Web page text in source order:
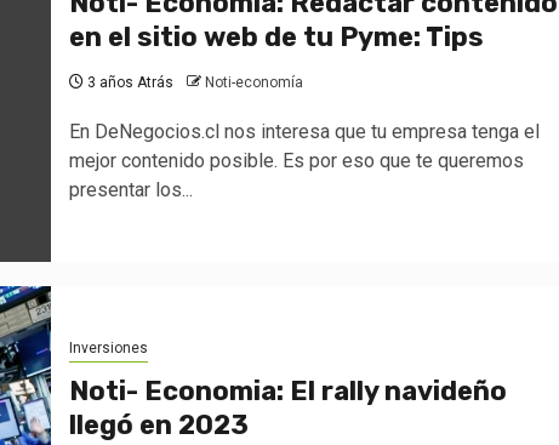
en el sitio web de tu Pyme: Tips
3 años Atrás Noti-economía
En DeNegocios.cl nos interesa que tu empresa tenga el
mejor contenido posible. Es por eso que te queremos
presentar los...
Inversiones
Noti- Economia: El rally navideño
llegó en 2023